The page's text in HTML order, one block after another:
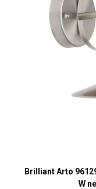
Brilliant Arto
W